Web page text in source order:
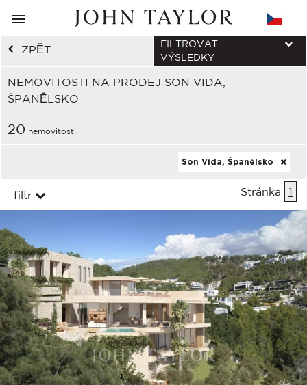
ZPĚT
NEMOVITOSTI NA PRODEJ SON VIDA,
ŠPANĚLSKO
FILTROVAT
VÝSLEDKY
20 nemovitosti
Son Vida, Španělsko
filtr Stránka 1